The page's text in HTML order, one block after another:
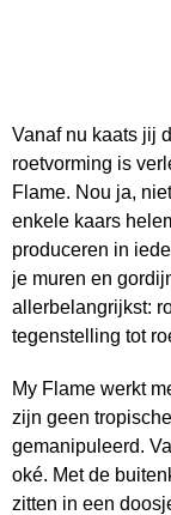
Vanaf nu kaats jij
roetvorming is
Flame. Nou ja,
enkele kaars
produceren in
je muren en
allerbelangrijkst:
tegenstelling tot
My Flame werkt
zijn geen
gemanipuleerd.
oké. Met de
zitten in een